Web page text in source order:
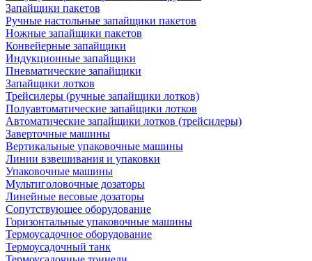
Запайщики пакетов
Ручные настольные запайщики пакетов
Ножные запайщики пакетов
Конвейерные запайщики
Индукционные запайщики
Пневматические запайщики
Запайщики лотков
Трейсилеры (ручные запайщики лотков)
Полуавтоматические запайщики лотков
Автоматические запайщики лотков (трейсилеры)
Заверточные машины
Вертикальные упаковочные машины
Линии взвешивания и упаковки
Упаковочные машины
Мультиголовочные дозаторы
Линейные весовые дозаторы
Сопутствующее оборудование
Горизонтальные упаковочные машины
Термоусадочное оборудование
Термоусадочный танк